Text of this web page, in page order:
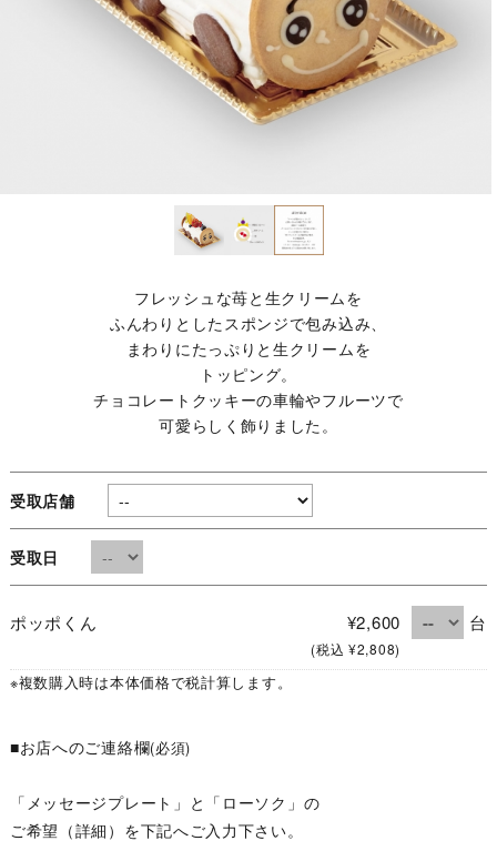
フレッシュな苺と生クリームを
ふんわりとしたスポンジで包み込み、
まわりにたっぷりと生クリームを
トッピング。
チョコレートクッキーの車輪やフルーツで
可愛らしく飾りました。
受取店舗
受取日
ポッポくん ¥2,600
(税込 ¥2,808)
台
※複数購入時は本体価格で税計算します。
■お店へのご連絡欄(必須)
「メッセージプレート」と「ローソク」の
ご希望（詳細）を下記へご入力下さい。